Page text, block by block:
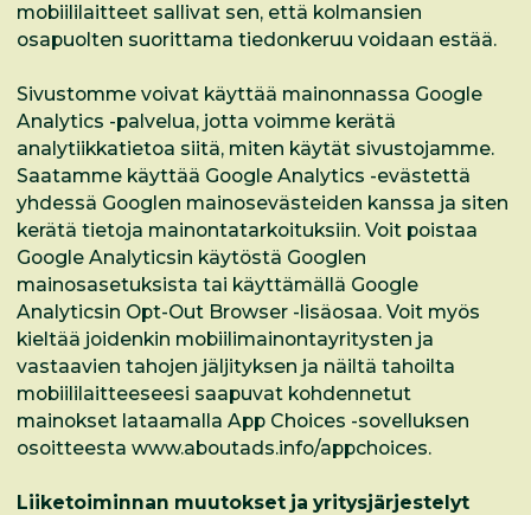
mobiililaitteet sallivat sen, että kolmansien
osapuolten suorittama tiedonkeruu voidaan estää.
Sivustomme voivat käyttää mainonnassa Google
Analytics -palvelua, jotta voimme kerätä
analytiikkatietoa siitä, miten käytät sivustojamme.
Saatamme käyttää Google Analytics -evästettä
yhdessä Googlen mainosevästeiden kanssa ja siten
kerätä tietoja mainontatarkoituksiin. Voit poistaa
Google Analyticsin käytöstä Googlen
mainosasetuksista tai käyttämällä Google
Analyticsin Opt-Out Browser -lisäosaa. Voit myös
kieltää joidenkin mobiilimainontayritysten ja
vastaavien tahojen jäljityksen ja näiltä tahoilta
mobiililaitteeseesi saapuvat kohdennetut
mainokset lataamalla App Choices -sovelluksen
osoitteesta www.aboutads.info/appchoices.
Liiketoiminnan muutokset ja yritysjärjestelyt